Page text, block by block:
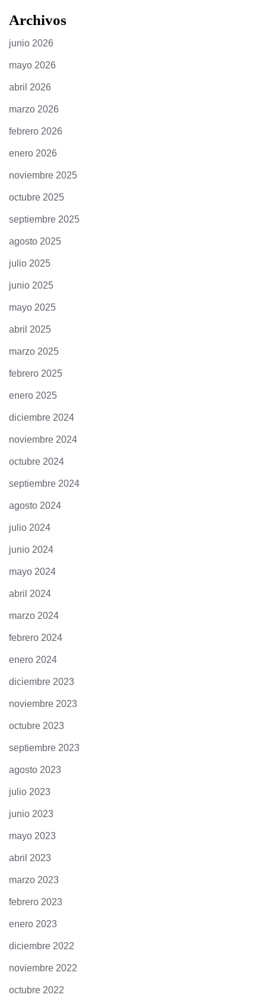
Archivos
junio 2026
mayo 2026
abril 2026
marzo 2026
febrero 2026
enero 2026
noviembre 2025
octubre 2025
septiembre 2025
agosto 2025
julio 2025
junio 2025
mayo 2025
abril 2025
marzo 2025
febrero 2025
enero 2025
diciembre 2024
noviembre 2024
octubre 2024
septiembre 2024
agosto 2024
julio 2024
junio 2024
mayo 2024
abril 2024
marzo 2024
febrero 2024
enero 2024
diciembre 2023
noviembre 2023
octubre 2023
septiembre 2023
agosto 2023
julio 2023
junio 2023
mayo 2023
abril 2023
marzo 2023
febrero 2023
enero 2023
diciembre 2022
noviembre 2022
octubre 2022